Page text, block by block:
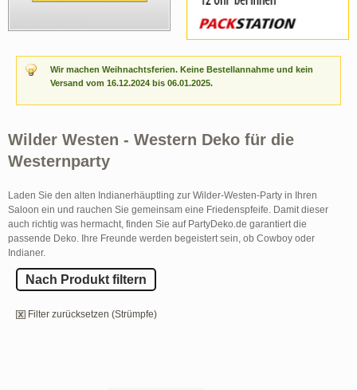
Wir machen Weihnachtsferien. Keine Bestellannahme und kein
Versand vom 16.12.2024 bis 06.01.2025.
Wilder Westen - Western Deko für die
Westernparty
Laden Sie den alten Indianerhäuptling zur Wilder-Westen-Party in Ihren
Saloon ein und rauchen Sie gemeinsam eine Friedenspfeife. Damit dieser
auch richtig was hermacht, finden Sie auf PartyDeko.de garantiert die
passende Deko. Ihre Freunde werden begeistert sein, ob Cowboy oder
Indianer.
Nach Produkt filtern
Filter zurücksetzen (Strümpfe)